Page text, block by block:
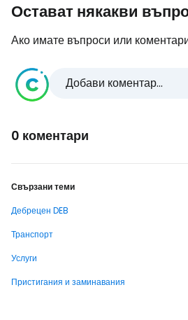
Остават някакви
Ако имате въпроси или
Добави коментар...
0 коментари
Свързани теми
Дебрецен DEB
Транспорт
Услуги
Пристигания и заминавания